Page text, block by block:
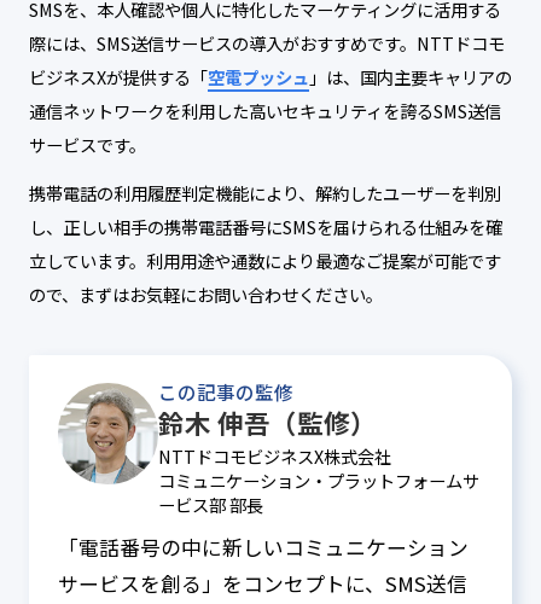
SMSを、本人確認や個人に特化したマーケティングに活用する
際には、SMS送信サービスの導入がおすすめです。NTTドコモ
ビジネスXが提供する「空電プッシュ 」は、国内主要キャリアの
通信ネットワークを利用した高いセキュリティを誇るSMS送信
サービスです。
携帯電話の利用履歴判定機能により、解約したユーザーを判別
し、正しい相手の携帯電話番号にSMSを届けられる仕組みを確
立しています。利用用途や通数により最適なご提案が可能です
ので、まずはお気軽にお問い合わせください。
この記事の監修
鈴木 伸吾（監修）
NTTドコモビジネスX株式会社
コミュニケーション・プラットフォームサ
ービス部 部長
「電話番号の中に新しいコミュニケーション
サービスを創る」をコンセプトに、SMS送信